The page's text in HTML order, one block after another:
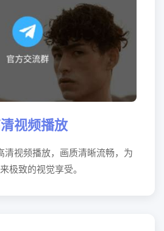
视频播放
清视频播放，画质清晰流畅，为
极致的视觉享受。